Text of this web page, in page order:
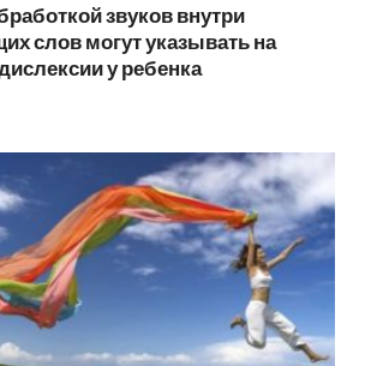
звуков внутри
слов могут указывать на
у ребенка